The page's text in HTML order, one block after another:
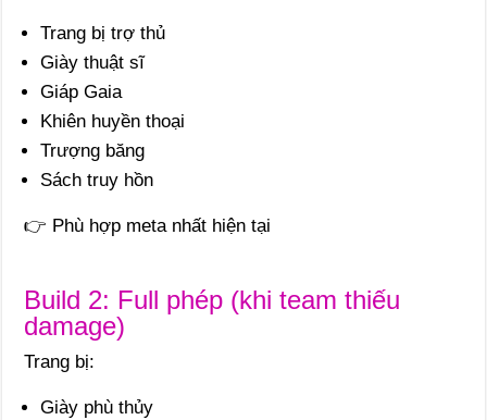
Trang bị trợ thủ
Giày thuật sĩ
Giáp Gaia
Khiên huyền thoại
Trượng băng
Sách truy hồn
👉 Phù hợp meta nhất hiện tại
Build 2: Full phép (khi team thiếu
damage)
Trang bị:
Giày phù thủy